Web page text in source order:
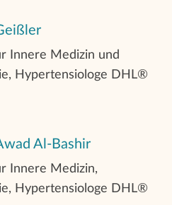
Innere Medizin und
Hypertensiologe DHL®
Al-Bashir
Innere Medizin,
Hypertensiologe DHL®